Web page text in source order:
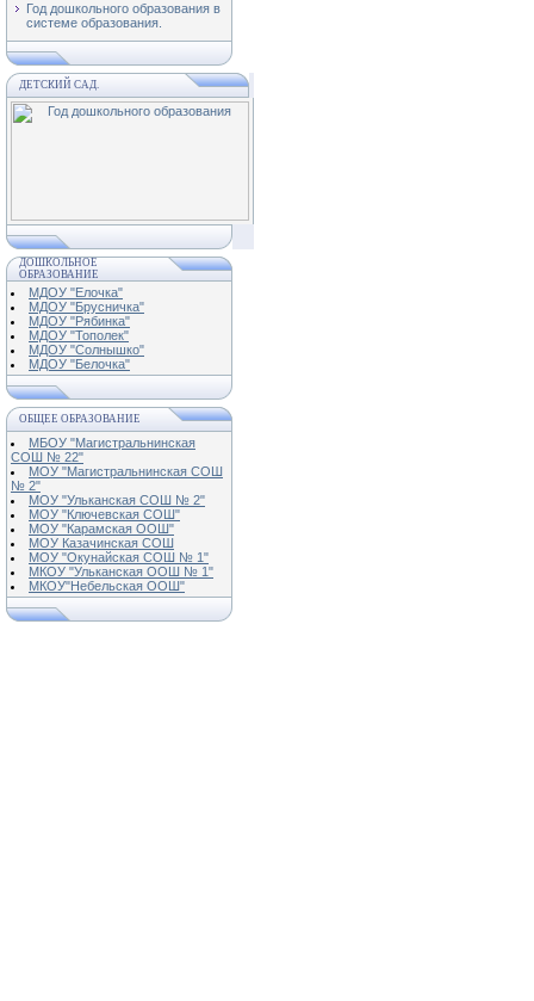
Год дошкольного образования в
системе образования.
ДЕТСКИЙ САД.
ДОШКОЛЬНОЕ
ОБРАЗОВАНИЕ
МДОУ "Елочка"
МДОУ "Брусничка"
МДОУ "Рябинка"
МДОУ "Тополек"
МДОУ "Солнышко"
МДОУ "Белочка"
ОБЩЕЕ ОБРАЗОВАНИЕ
МБОУ "Магистральнинская
СОШ № 22"
МОУ "Магистральнинская СОШ
№ 2"
МОУ "Ульканская СОШ № 2"
МОУ "Ключевская СОШ"
МОУ "Карамская ООШ"
МОУ Казачинская СОШ
МОУ "Окунайская СОШ № 1"
МКОУ "Ульканская ООШ № 1"
МКОУ"Небельская ООШ"